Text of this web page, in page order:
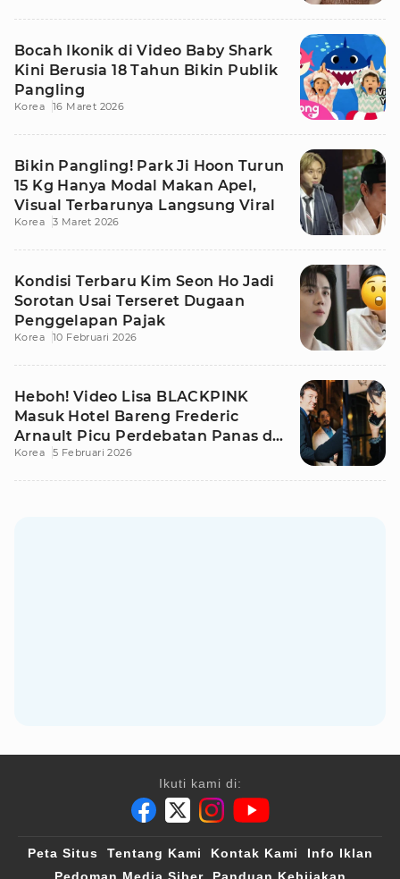
Bocah Ikonik di Video Baby Shark
Kini Berusia 18 Tahun Bikin Publik
Pangling
Korea 16 Maret 2026
Bikin Pangling! Park Ji Hoon Turun
15 Kg Hanya Modal Makan Apel,
Visual Terbarunya Langsung Viral
Korea 3 Maret 2026
Kondisi Terbaru Kim Seon Ho Jadi
Sorotan Usai Terseret Dugaan
Penggelapan Pajak
Korea 10 Februari 2026
Heboh! Video Lisa BLACKPINK
Masuk Hotel Bareng Frederic
Arnault Picu Perdebatan Panas di
Medsos
Korea 5 Februari 2026
Ikuti kami di:
Peta Situs Tentang Kami Kontak Kami
Info Iklan
Pedoman Media Siber
Panduan Kebijakan